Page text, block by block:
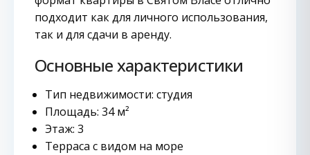
подходит как для личного использования,
так и для сдачи в аренду.
Основные характеристики
Тип недвижимости: студия
Площадь: 34 м²
Этаж: 3
Терраса с видом на море